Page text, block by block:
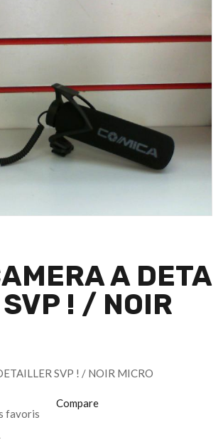
A DETA
! / NOIR
SVP ! / NOIR MICRO
favoris
Compare